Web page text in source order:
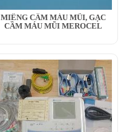
MIẾNG CẦM MÁU MŨI, GẠC
CẦM MÁU MŨI MEROCEL